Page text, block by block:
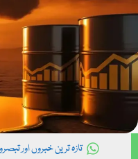
تازہ ترین خبروں اور